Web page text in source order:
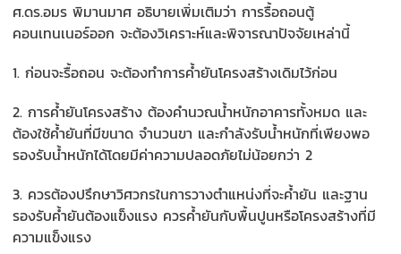
ศ.ดร.อมร พิมานมาศ อธิบายเพิ่มเติมว่า การรื้อถอนตู้
คอนเทนเนอร์ออก จะต้องวิเคราะห์และพิจารณาปัจจัยเหล่านี้
1. ก่อนจะรื้อถอน จะต้องทำการค้ำยันโครงสร้างเดิมไว้ก่อน
2. การค้ำยันโครงสร้าง ต้องคำนวณน้ำหนักอาคารทั้งหมด และ
ต้องใช้ค้ำยันที่มีขนาด จำนวนขา และกำลังรับน้ำหนักที่เพียงพอ
รองรับน้ำหนักได้โดยมีค่าความปลอดภัยไม่น้อยกว่า 2
3. ควรต้องปรึกษาวิศวกรในการวางตำแหน่งที่จะค้ำยัน และฐาน
รองรับค้ำยันต้องแข็งแรง ควรค้ำยันกับพื้นปูนหรือโครงสร้างที่มี
ความแข็งแรง